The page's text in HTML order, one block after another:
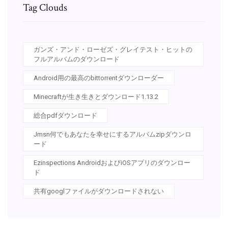
Tag Clouds
ガンズ・アンド・ローゼズ・グレイテスト・ヒットの
フルアルバムのダウンロード
Android用の最高のbittorrentダウンローダー
Minecraftが生き生きとダウンロード1.13.2
総合pdfダウンロード
Jmsn何でもあなたを幸せにするアルバムzipダウンロ
ード
Ezinspections AndroidおよびiOSアプリのダウンロー
ド
共有googlファイルがダウンロードされない